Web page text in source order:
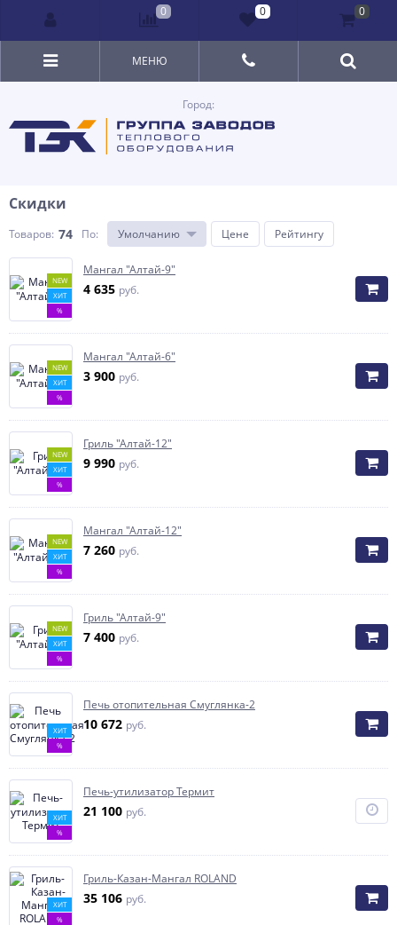
Город:
МЕНЮ
Скидки
Товаров: 74 По: Умолчанию Цене Рейтингу
NEW
ХИТ
%
Мангал "Алтай-9"
4 635 руб.
NEW
ХИТ
%
Мангал "Алтай-6"
3 900 руб.
NEW
ХИТ
%
Гриль "Алтай-12"
9 990 руб.
NEW
ХИТ
%
Мангал "Алтай-12"
7 260 руб.
NEW
ХИТ
%
Гриль "Алтай-9"
7 400 руб.
ХИТ
%
Печь отопительная Смуглянка-2
10 672 руб.
ХИТ
%
Печь-утилизатор Термит
21 100 руб.
ХИТ
%
Гриль-Казан-Мангал ROLAND
35 106 руб.
0 0 0